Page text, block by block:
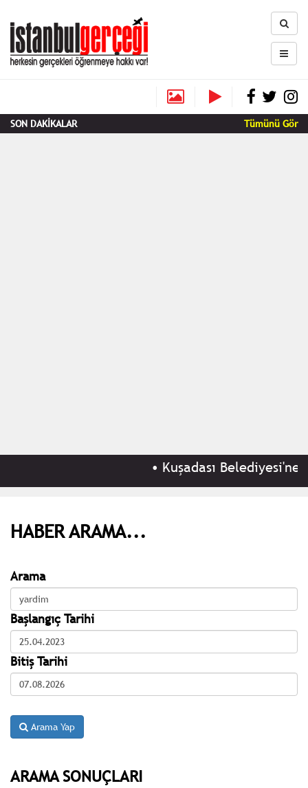
SON DAKİKALAR Tümünü Gör
Kuşadası Belediyesi'ne
HABER ARAMA...
Arama
Başlangıç Tarihi
Bitiş Tarihi
Arama Yap
ARAMA SONUÇLARI